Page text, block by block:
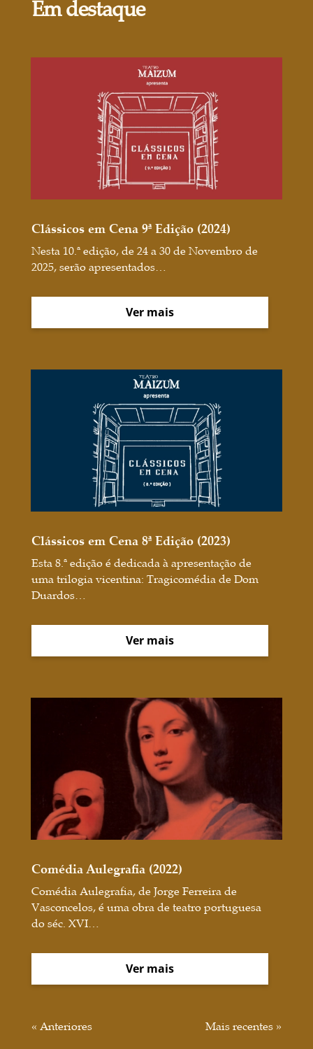
Em destaque
Clássicos em Cena 9ª Edição (2024)
Nesta 10.ª edição, de 24 a 30 de Novembro de
2025, serão apresentados…
Ver mais
Clássicos em Cena 8ª Edição (2023)
Esta 8.ª edição é dedicada à apresentação de
uma trilogia vicentina: Tragicomédia de Dom
Duardos…
Ver mais
Comédia Aulegrafia (2022)
Comédia Aulegrafia, de Jorge Ferreira de
Vasconcelos, é uma obra de teatro portuguesa
do séc. XVI…
Ver mais
« Anteriores Mais recentes »